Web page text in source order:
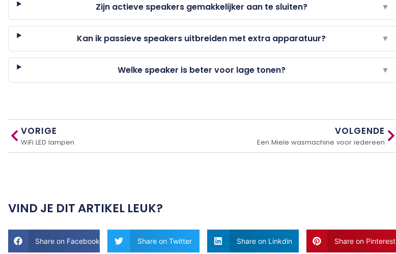
Zijn actieve speakers gemakkelijker aan te sluiten? ▼
Kan ik passieve speakers uitbreiden met extra apparatuur? ▼
Welke speaker is beter voor lage tonen? ▼
VORIGE
WiFi LED lampen
VOLGENDE
Een Miele wasmachine voor iedereen
VIND JE DIT ARTIKEL LEUK?
Share on Facebook Share on Twitter Share on Linkdin Share on Pinterest